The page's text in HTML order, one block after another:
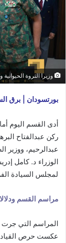
وزيرا الثروة
بورتسودان | برق
أدى القسم اليوم
ركن عبدالفتاح
عبدالرحيم، ووزير
الوزراء د. كامل
لمجلس السيادة
مراسم القسم
المراسم التي
عكست حرص القيادة